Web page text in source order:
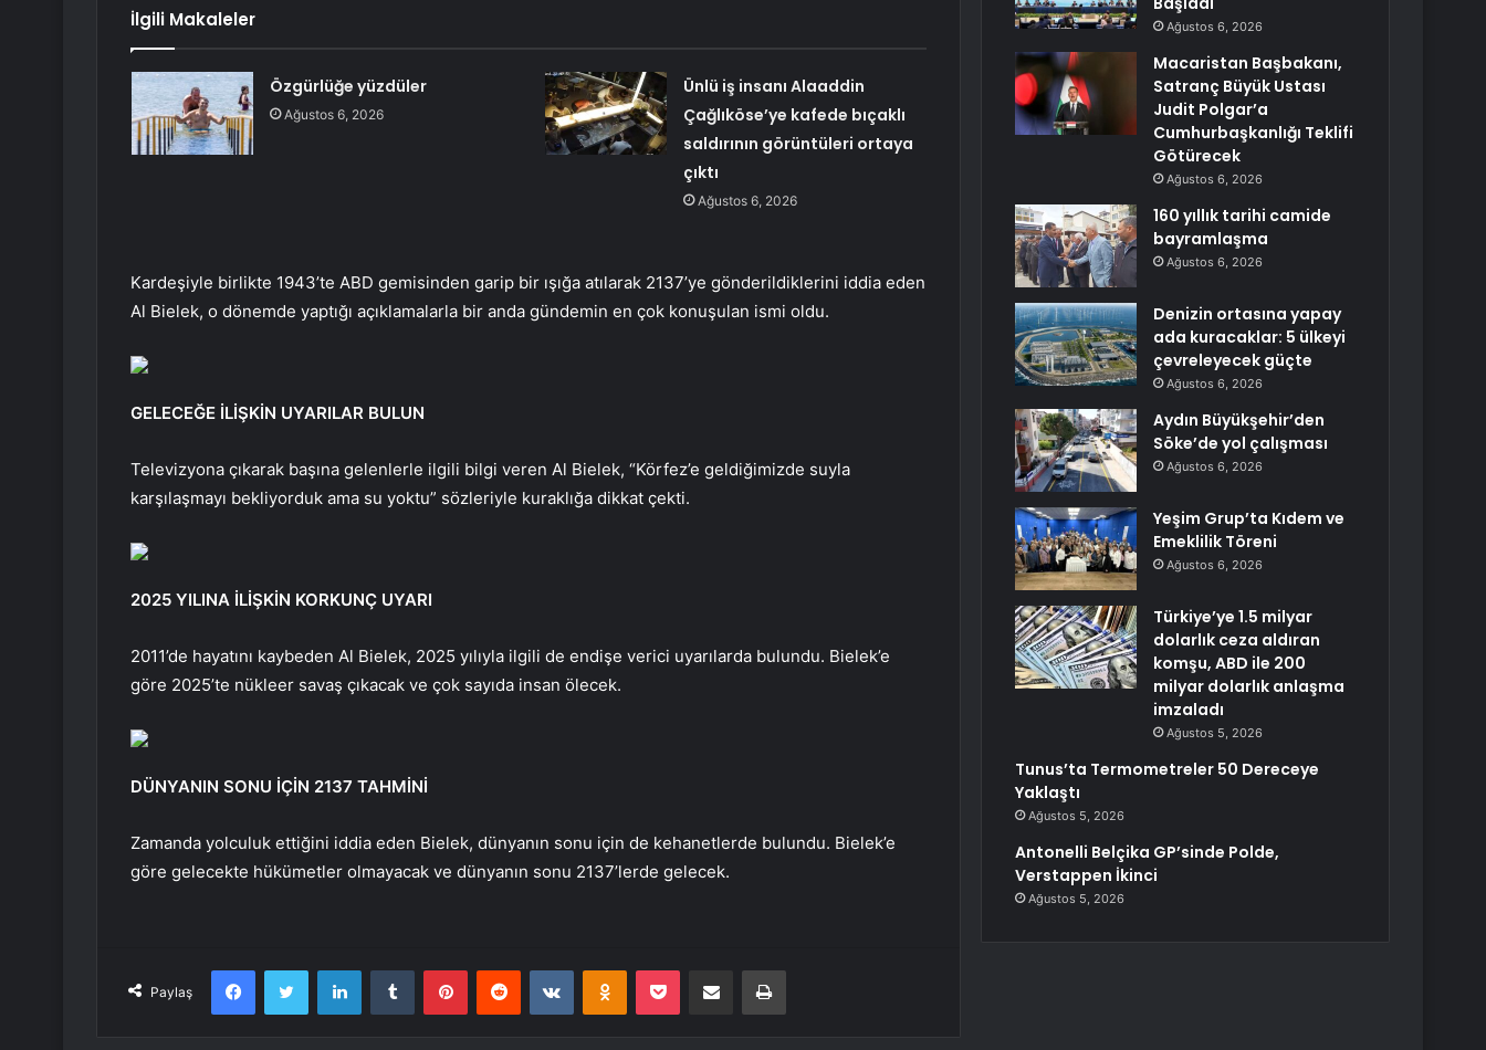
İlgili Makaleler
Özgürlüğe yüzdüler
Ağustos 6, 2026
Ünlü iş insanı Alaaddin
Çağlıköse’ye kafede bıçaklı
saldırının görüntüleri ortaya
çıktı
Ağustos 6, 2026
Kardeşiyle birlikte 1943’te ABD gemisinden garip bir ışığa atılarak 2137’ye gönderildiklerini iddia eden
Al Bielek, o dönemde yaptığı açıklamalarla bir anda gündemin en çok konuşulan ismi oldu.
GELECEĞE İLİŞKİN UYARILAR BULUN
Televizyona çıkarak başına gelenlerle ilgili bilgi veren Al Bielek, “Körfez’e geldiğimizde suyla
karşılaşmayı bekliyorduk ama su yoktu” sözleriyle kuraklığa dikkat çekti.
2025 YILINA İLİŞKİN KORKUNÇ UYARI
2011’de hayatını kaybeden Al Bielek, 2025 yılıyla ilgili de endişe verici uyarılarda bulundu. Bielek’e
göre 2025’te nükleer savaş çıkacak ve çok sayıda insan ölecek.
DÜNYANIN SONU İÇİN 2137 TAHMİNİ
Zamanda yolculuk ettiğini iddia eden Bielek, dünyanın sonu için de kehanetlerde bulundu. Bielek’e
göre gelecekte hükümetler olmayacak ve dünyanın sonu 2137’lerde gelecek.
Paylaş
FacebookTwitter LinkedInTumblr PinterestReddit VKontakteOdnoklassniki
Pocket E-Posta ile paylaş Yazdır
Ağustos 6, 2026
Macaristan Başbakanı,
Satranç Büyük Ustası
Judit Polgar’a
Cumhurbaşkanlığı Teklifi
Götürecek
Ağustos 6, 2026
160 yıllık tarihi camide
bayramlaşma
Ağustos 6, 2026
Denizin ortasına yapay
ada kuracaklar: 5 ülkeyi
çevreleyecek güçte
Ağustos 6, 2026
Aydın Büyükşehir’den
Söke’de yol çalışması
Ağustos 6, 2026
Yeşim Grup’ta Kıdem ve
Emeklilik Töreni
Ağustos 6, 2026
Türkiye’ye 1.5 milyar
dolarlık ceza aldıran
komşu, ABD ile 200
milyar dolarlık anlaşma
imzaladı
Ağustos 5, 2026
Tunus’ta Termometreler 50 Dereceye
Yaklaştı
Ağustos 5, 2026
Antonelli Belçika GP’sinde Polde,
Verstappen İkinci
Ağustos 5, 2026